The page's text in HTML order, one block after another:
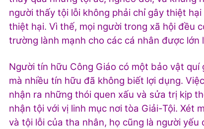
người thấy tội lỗi không phải chỉ gây thiệt
thiệt hại. Vì thế, mọi người trong xã hội đều
trường lành mạnh cho các cá nhân được lớn
Người tín hữu Công Giáo có một bảo vật
mà nhiều tín hữu đã không biết lợi dụng.
nhận ra những thói quen xấu và sửa trị kịp
nhận tội với vị linh mục nơi tòa Giải-Tội. Xét
và tội lỗi của tha nhân, họ cũng là người